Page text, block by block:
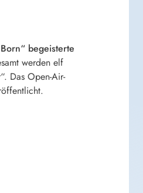
begeisterte
werden elf
Das Open-Air-